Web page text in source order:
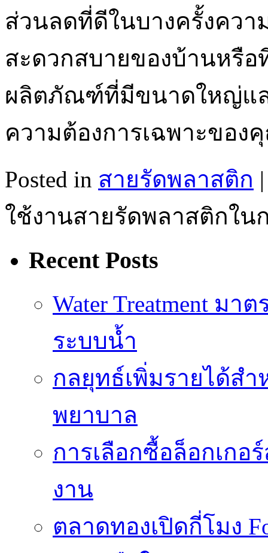
ส่วนลดที่ดีในบางครั้งควา
สะดวกสบายของบ้านหรื
ผลิตภัณฑ์ที่มีขนาดใหญ่แล
ความต้องการเฉพาะของ
Posted in สายรัดพลาสติก |
ใช้งานสายรัดพลาสติกใน
Recent Posts
Water Treatment ม
ระบบน้ำ
กลยุทธ์เพิ่มรายได้ส
พยาบาล
การเลือกซื้อล็อกเกอ
งาน
ตลาดทองเปิดกี่โมง